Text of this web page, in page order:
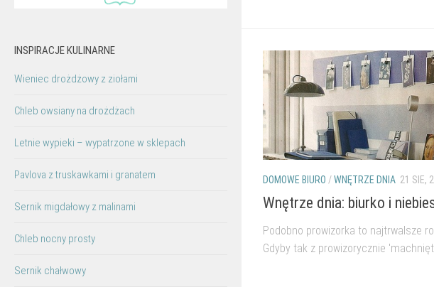
DOMOWE BIURO /WNĘTRZE DNIA 21 SIE,
Wnętrze dnia: biurko i
Podobno prowizorka to najtrwalsze
Gdyby tak z prowizorycznie
INSPIRACJE KULINARNE
Wieniec drożdżowy z ziołami
Chleb owsiany na drożdżach
Letnie wypieki – wypatrzone w sklepach
Pavlova z truskawkami i granatem
Sernik migdałowy z malinami
Chleb nocny prosty
Sernik chałwowy